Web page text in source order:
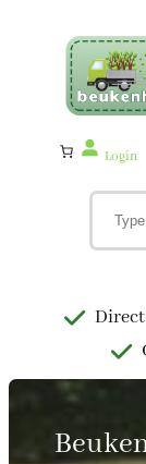
Login
Direct